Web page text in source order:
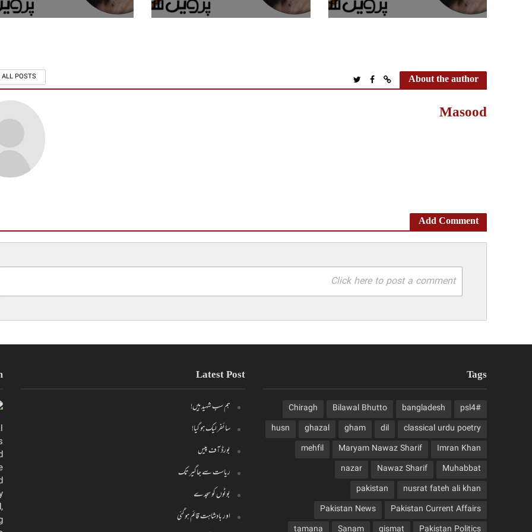
About the author
POSTS
Masood
Add Comment
Click here to post a comment
Latest Post
ہم سب شہید ہیں!
سائفر لیک ہو گیا!
بورڈ آف پیس
ریاست سے جاگیر تک
بوٹوں کو سجدے
اور بادشاہت قائم ہو گئی
Tags
#psl4
bangladesh
Bilawal Bhutto
Chiragh
classical urdu poetry
dil
gham
ghazal
husn
Imran Khan
Maryam Nawaz Sharif
mehfil
Muhabbat
Nawaz Sharif
nazar
nusrat fateh ali khan
pakistan
Pakistan Current Affairs
Pakistan News